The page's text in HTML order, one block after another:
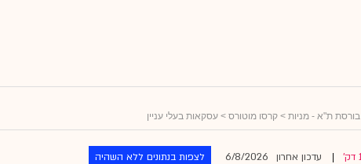
בורסת ת"א - מניות > קרסו מוטורס > עסקאות בעלי עניין
עדכון אחרון 6/8/2026 לצפות בנתונים ללא השהיה